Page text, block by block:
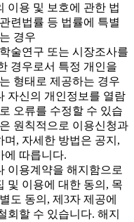
이용 및 보호에 관한 법
련법률 등 법률에 특별
경우
술연구 또는 시장조사를
경우로서 특정 개인을
형태로 제공하는 경우
자신의 개인정보를 열람
오류를 수정할 수 있습
원칙적으로 이용신청과
며, 자세한 방법은 공지,
에 따릅니다.
이용계약을 해지함으로
및 이용에 대한 동의, 목
도 동의, 제3자 제공에
회할 수 있습니다. 해지